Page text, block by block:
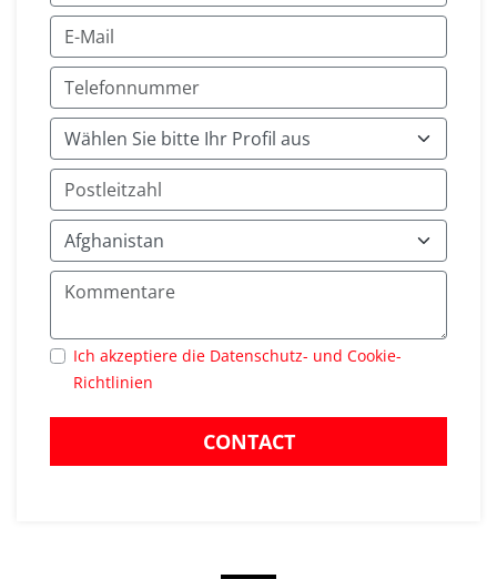
Ich akzeptiere die Datenschutz- und Cookie-
Richtlinien
CONTACT